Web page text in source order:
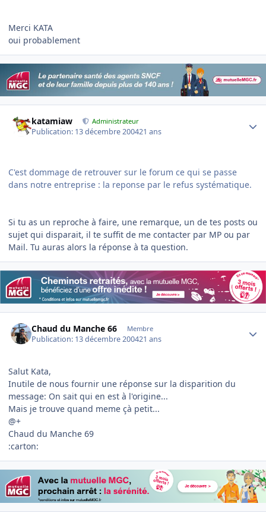
Merci KATA
oui probablement
katamiaw Administrateur
Publication: 13 décembre 200421 ans
C'est dommage de retrouver sur le forum ce qui se passe
dans notre entreprise : la reponse par le refus systématique.
Si tu as un reproche à faire, une remarque, un de tes posts ou
sujet qui disparait, il te suffit de me contacter par MP ou par
Mail. Tu auras alors la réponse à ta question.
Chaud du Manche 66 Membre
Publication: 13 décembre 200421 ans
Salut Kata,
Inutile de nous fournir une réponse sur la disparition du
message: On sait qui en est à l'origine...
Mais je trouve quand meme çà petit...
@+
Chaud du Manche 69
:carton: